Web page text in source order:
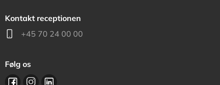
Kontakt receptionen
+45 70 24 00 00
Følg os